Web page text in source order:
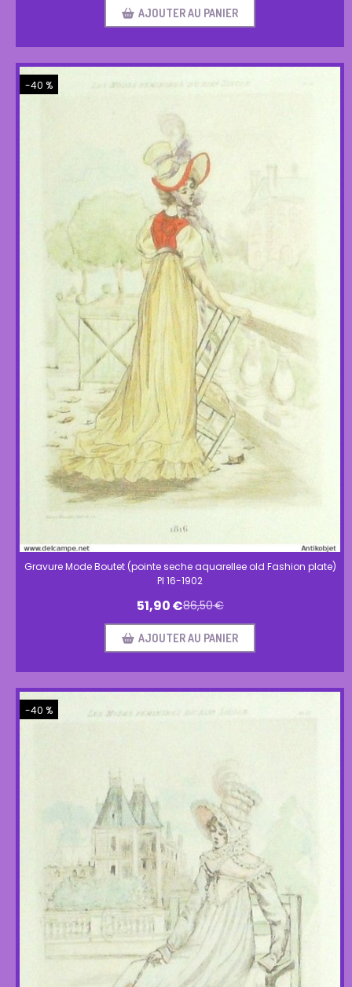
AJOUTER AU PANIER
-40 %
Gravure Mode Boutet (pointe seche aquarellee old Fashion plate)
Pl 16-1902
51,90€86,50€
AJOUTER AU PANIER
-40 %